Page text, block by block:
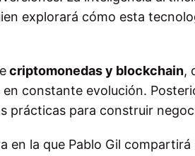
explorará cómo esta
criptomonedas y blockchain,
constante evolución.
prácticas para construir
en la que Pablo Gil